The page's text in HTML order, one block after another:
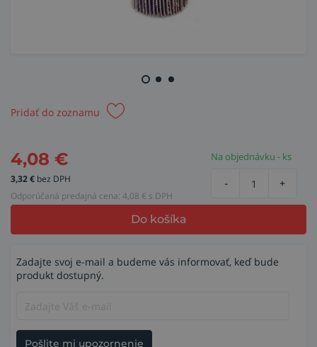
Pridať do zoznamu
4,08 €
3,32€ bez DPH
Odporúčaná predajná cena: 4,08 € s DPH
Na objednávku - ks
- +
Do košíka
Zadajte svoj e-mail a budeme vás informovať, keď bude
produkt dostupný.
Pošlite mi upozornenie